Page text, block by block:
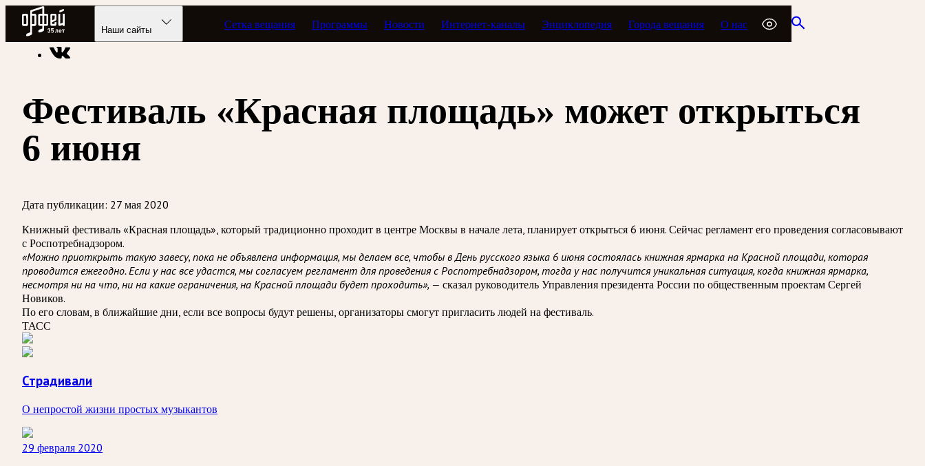
Радио Орфей
Наши сайты Сетка вещания Программы Новости Интернет-каналы Энциклопедия Города вещания О нас
Радио классической музыки «Орфей» Новости
Фестиваль «Красная площадь» может открыться
6 июня
Дата публикации: 27 мая 2020
Книжный фестиваль «Красная площадь», который традиционно проходит в центре Москвы в начале лета, планирует открыться 6 июня. Сейчас регламент его проведения согласовывают
с Роспотребнадзором.
«Можно приоткрыть такую завесу, пока не объявлена информация, мы делаем все, чтобы в День русского языка 6 июня состоялась книжная ярмарка на Красной площади, которая
проводится ежегодно. Если у нас все удастся, мы согласуем регламент для проведения с Роспотребнадзором, тогда у нас получится уникальная ситуация, когда книжная ярмарка,
несмотря ни на что, ни на какие ограничения, на Красной площади будет проходить», — сказал руководитель Управления президента России по общественным проектам Сергей
Новиков.
По его словам, в ближайшие дни, если все вопросы будут решены, организаторы смогут пригласить людей на фестиваль.
ТАСС
Страдивали
О непростой жизни простых музыкантов
29 февраля 2020